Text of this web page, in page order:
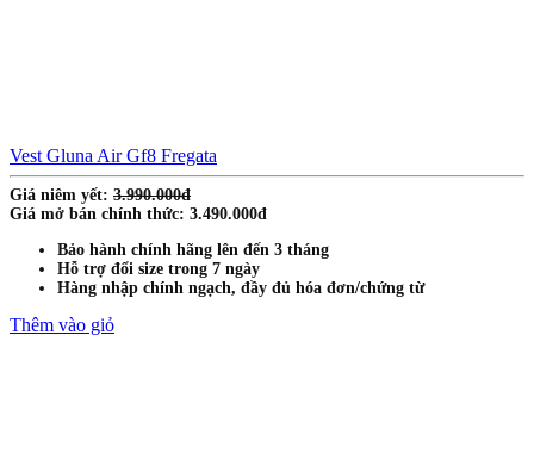
Vest Gluna Air Gf8 Fregata
Giá niêm yết: 3.990.000đ
Giá mở bán chính thức: 3.490.000đ
Bảo hành chính hãng lên đến 3 tháng
Hỗ trợ đổi size trong 7 ngày
Hàng nhập chính ngạch, đầy đủ hóa đơn/chứng từ
Thêm vào giỏ